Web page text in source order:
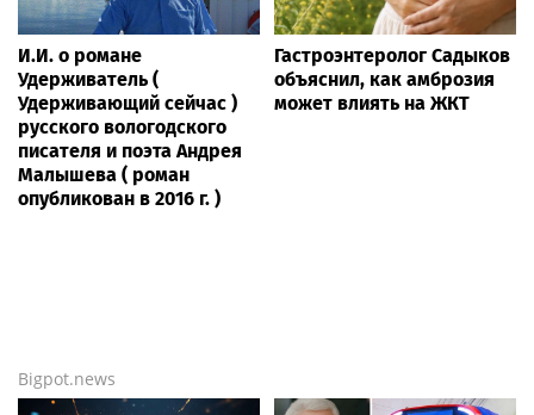
И.И. о романе
Удерживатель (
Удерживающий сейчас )
русского вологодского
писателя и поэта Андрея
Малышева ( роман
опубликован в 2016 г. )
Гастроэнтеролог Садыков
объяснил, как амброзия
может влиять на ЖКТ
Bigpot.news